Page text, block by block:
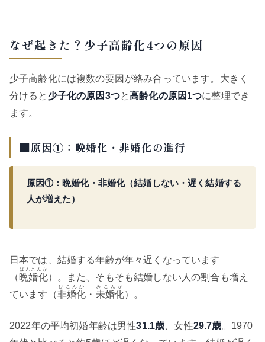
なぜ起きた？少子高齢化4つの原因
少子高齢化には複数の要因が絡み合っています。大きく
分けると 少子化の原因3つと高齢化の原因1つに整理でき
ます。
■原因①：晩婚化・非婚化の進行
原因①：晩婚化・非婚化（結婚しない・遅く結婚する
人が増えた）
日本では、結婚する年齢が年々遅くなっています
（晩婚化
ばんこんか
）。また、そもそも結婚しない人の割合も増え
ています（非婚化
ひこんか
・ 未婚化
みこんか
）。
2022年の平均初婚年齢は男性31.1歳 、女性29.7歳。1970